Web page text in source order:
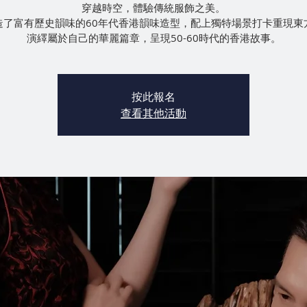
穿越時空，體驗傳統服飾之美。
了富有歷史韻味的60年代香港韻味造型，配上獨特場景打卡重現東
按此報名
查看其他活動